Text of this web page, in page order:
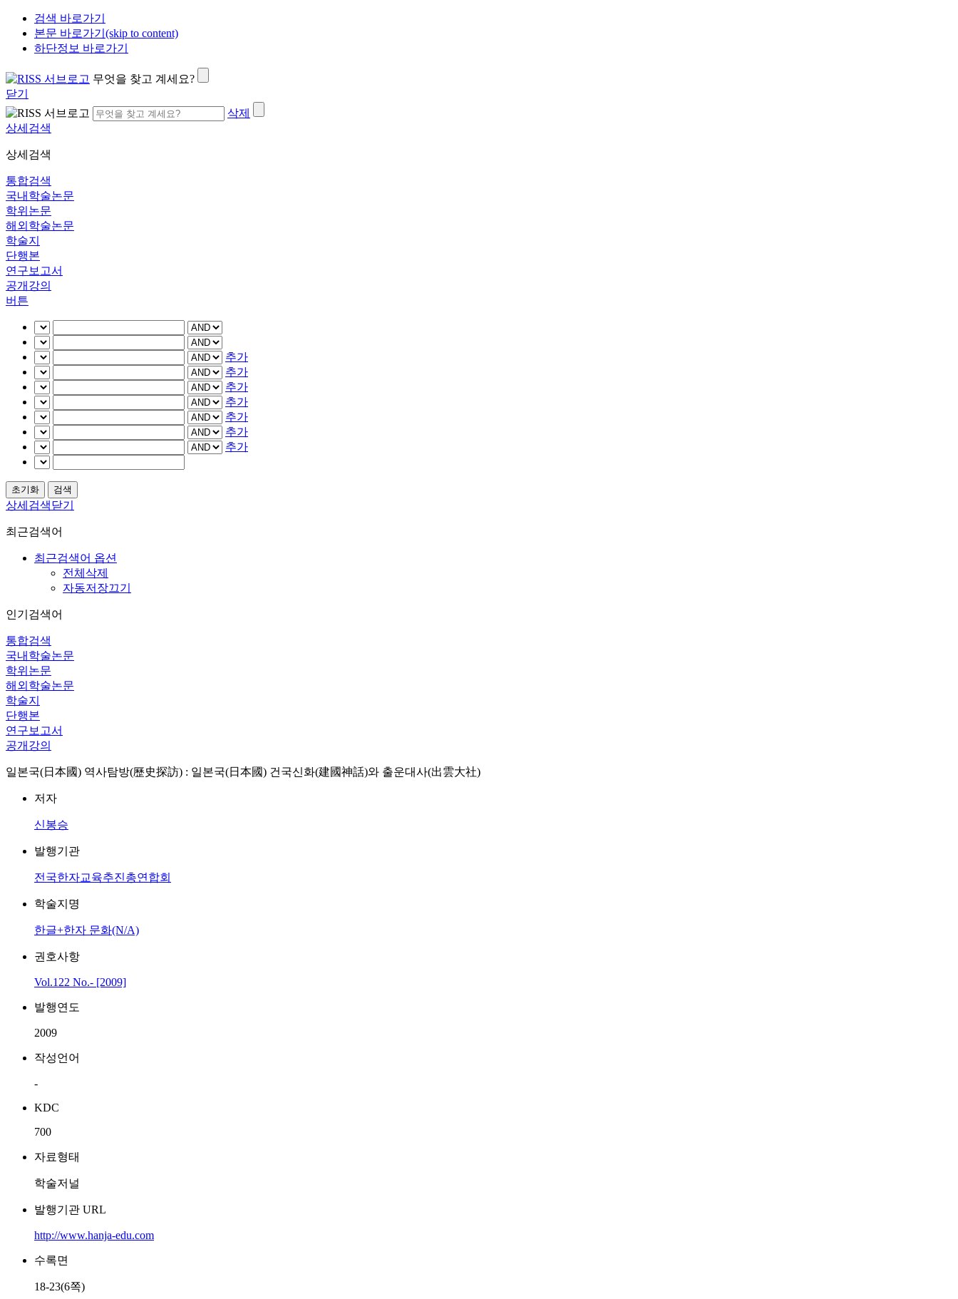
검색 바로가기
본문 바로가기(skip to content)
하단정보 바로가기
무엇을 찾고 계세요?
닫기
삭제
상세검색
상세검색
통합검색
국내학술논문
학위논문
해외학술논문
학술지
단행본
연구보고서
공개강의
버튼
추가
추가
추가
추가
추가
추가
추가
상세검색닫기
최근검색어
최근검색어 옵션
전체삭제
자동저장끄기
인기검색어
통합검색
국내학술논문
학위논문
해외학술논문
학술지
단행본
연구보고서
공개강의
일본국(日本國) 역사탐방(歷史探訪) : 일본국(日本國) 건국신화(建國神話)와 출운대사(出雲大社)
저자
신봉승
발행기관
전국한자교육추진총연합회
학술지명
한글+한자 문화(N/A)
권호사항
Vol.122 No.- [2009]
발행연도
2009
작성언어
-
KDC
700
자료형태
학술저널
발행기관 URL
http://www.hanja-edu.com
수록면
18-23(6쪽)